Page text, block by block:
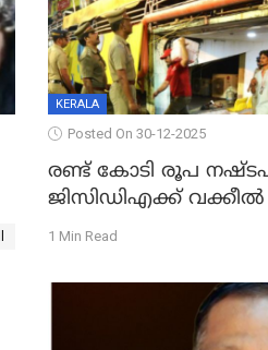
KERALA
Posted On 30-12-2025
രണ്ട് കോടി രൂപ
ജിസിഡിഎക്ക് വക്കീൽ
തോമസ്
1 Min Read